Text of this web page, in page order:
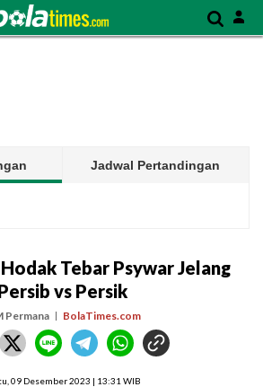
Jadwal Pertandingan
Tebar Psywar Jelang
vs Persik
Permana BolaTimes.com
09 Desember 2023 | 13:31 WIB